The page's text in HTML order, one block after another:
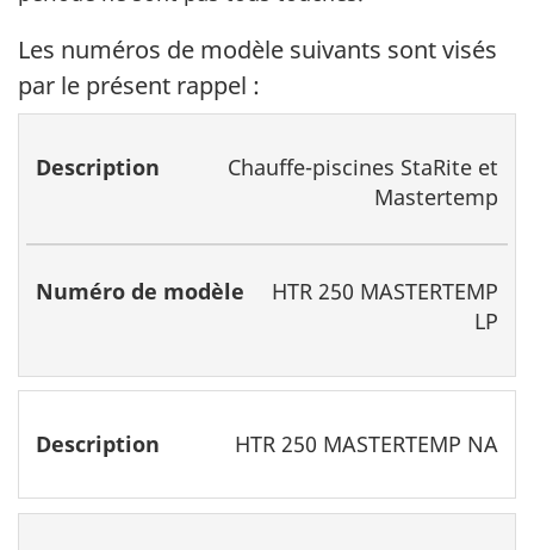
Les numéros de modèle suivants sont visés
par le présent rappel :
Description
NuméroChauffe-piscines StaRite et
Mastertemp
HTR 250 MASTERTEMP
LP
HTR 250 MASTERTEMP NA